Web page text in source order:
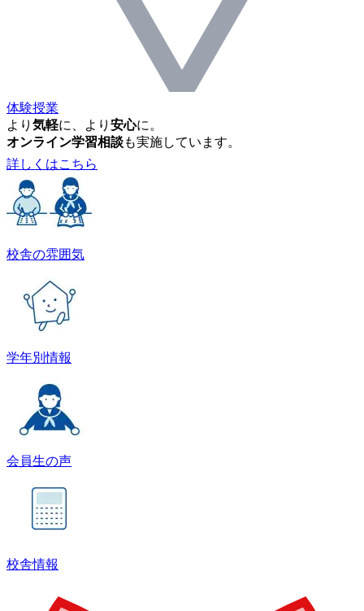
体験授業
より 気軽に、より 安心に。
オンライン学習相談も実施しています。
詳しくはこちら
校舎の雰囲気
学年別情報
会員生の声
校舎情報